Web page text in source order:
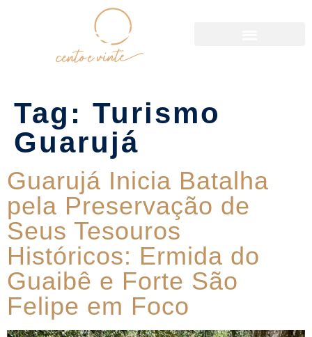
Tag: Turismo
Guarujá
Guarujá Inicia Batalha
pela Preservação de
Seus Tesouros
Históricos: Ermida do
Guaibê e Forte São
Felipe em Foco